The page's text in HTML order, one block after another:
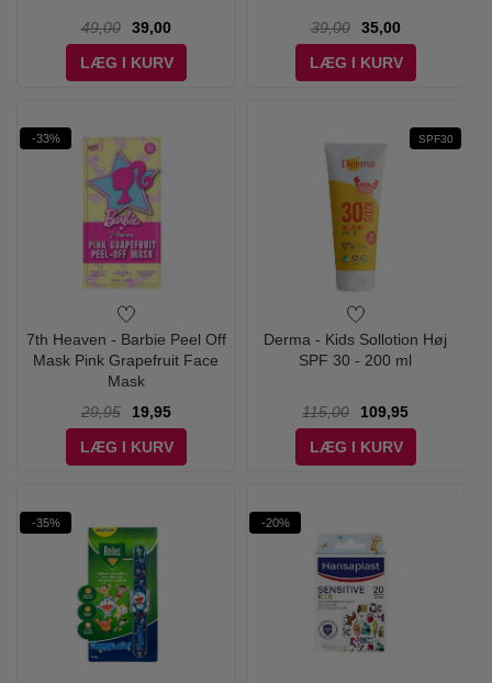
49,00
39,00
LÆG I KURV
39,00
35,00
LÆG I KURV
-33%
7th Heaven - Barbie Peel Off
Mask Pink Grapefruit Face
Mask
29,95
19,95
LÆG I KURV
SPF30
Derma - Kids Sollotion Høj
SPF 30 - 200 ml
115,00
109,95
LÆG I KURV
-35% -20%